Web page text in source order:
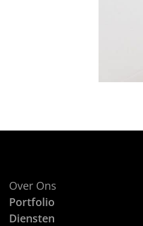
Over Ons
Portfolio
Diensten